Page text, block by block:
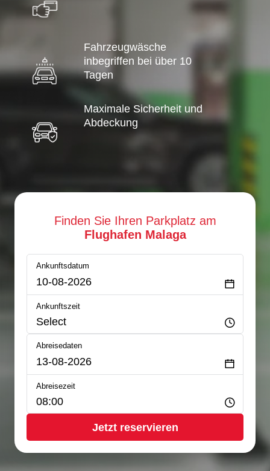
Fahrzeugwäsche
inbegriffen bei über 10
Tagen
Maximale Sicherheit und
Abdeckung
Finden Sie Ihren Parkplatz am
Flughafen Malaga
Ankunftsdatum
Ankunftszeit
Abreisedaten
Abreisezeit
Jetzt reservieren